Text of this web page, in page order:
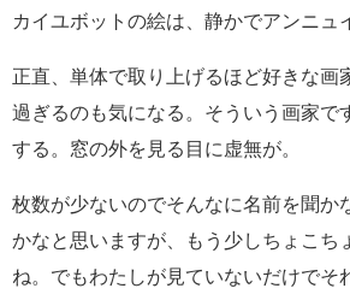
カイユボットの絵は、静かでアンニュ
正直、単体で取り上げるほど好きな画
過ぎるのも気になる。そういう画家で
する。窓の外を見る目に虚無が。
枚数が少ないのでそんなに名前を聞か
かなと思いますが、もう少しちょこち
ね。でもわたしが見ていないだけでそ